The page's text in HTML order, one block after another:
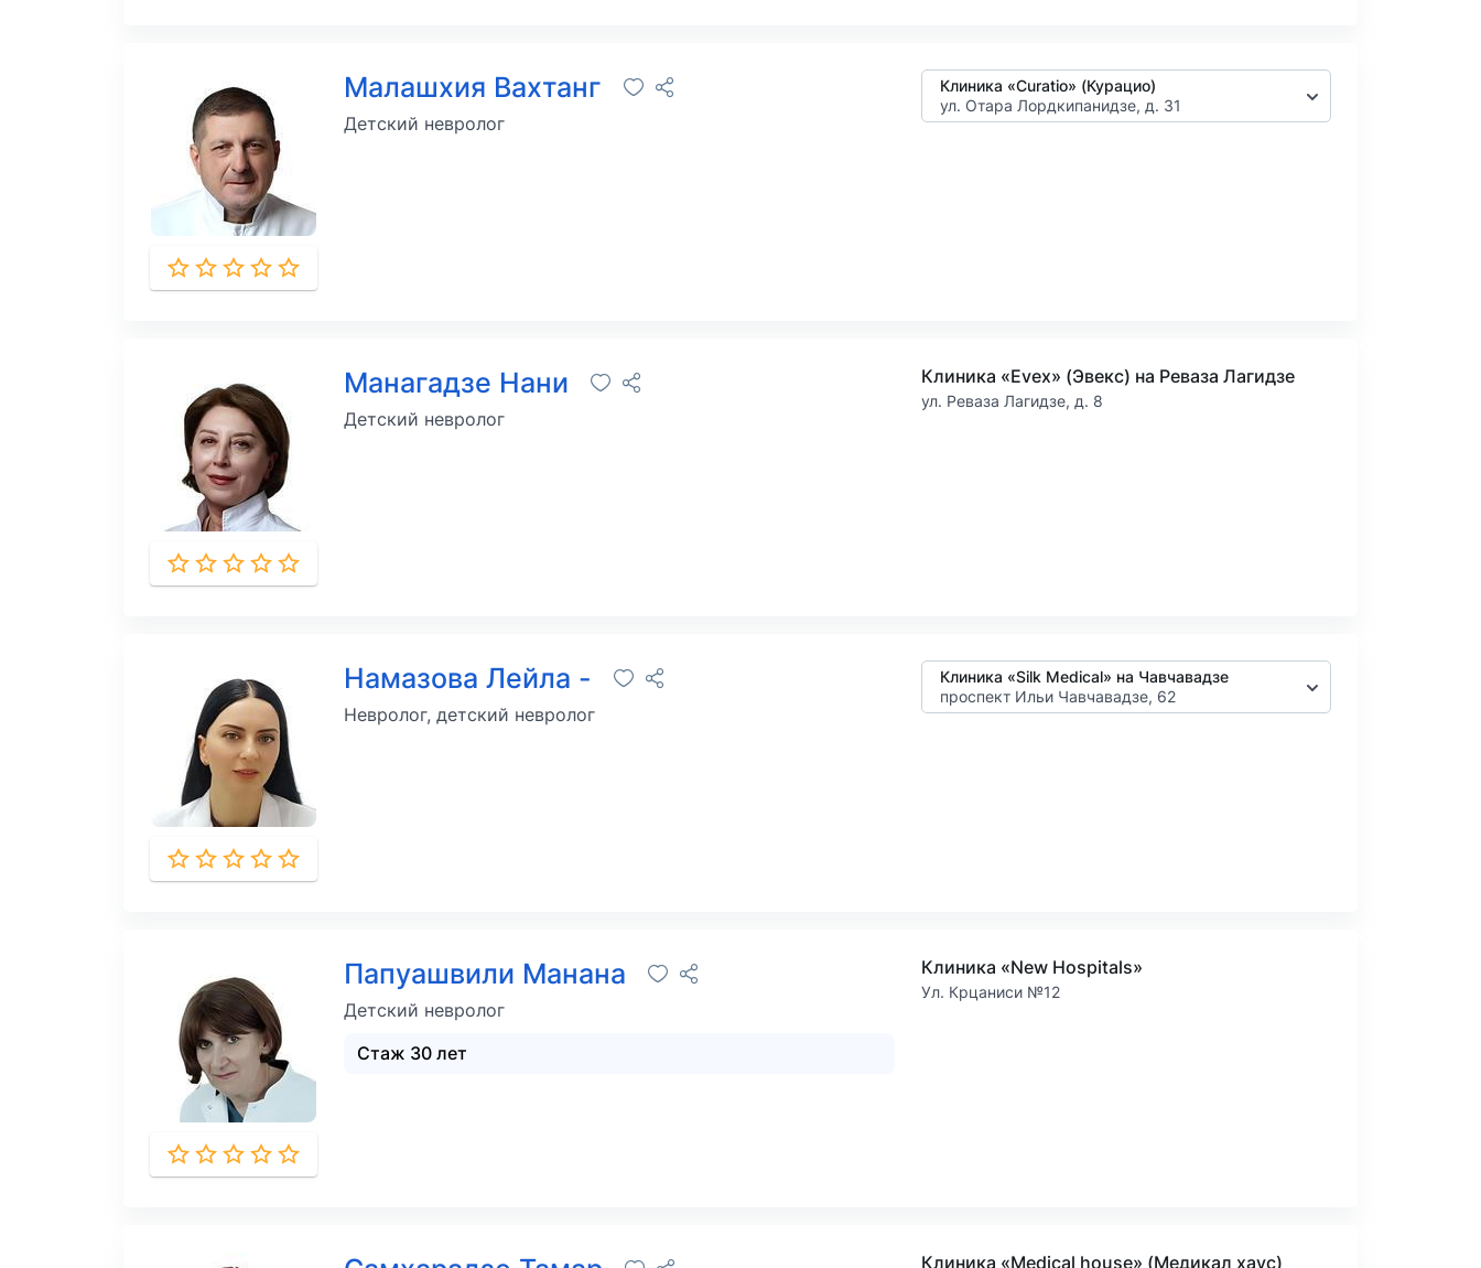
Малашхия Вахтанг
Детский невролог
Клиника «Сuratio» (Курацио)
ул. Отара Лордкипанидзе, д. 31
Манагадзе Нани
Детский невролог
Клиника «Evex» (Эвекс) на Реваза Лагидзе
ул. Реваза Лагидзе, д. 8
Намазова Лейла -
Невролог, детский невролог
Клиника «Silk Medical» на Чавчавадзе
проспект Ильи Чавчавадзе, 62
Папуашвили Манана
Детский невролог
Стаж 30 лет
Клиника «New Hospitals»
Ул. Крцаниси №12
Клиника «Medical house» (Медикал хаус)